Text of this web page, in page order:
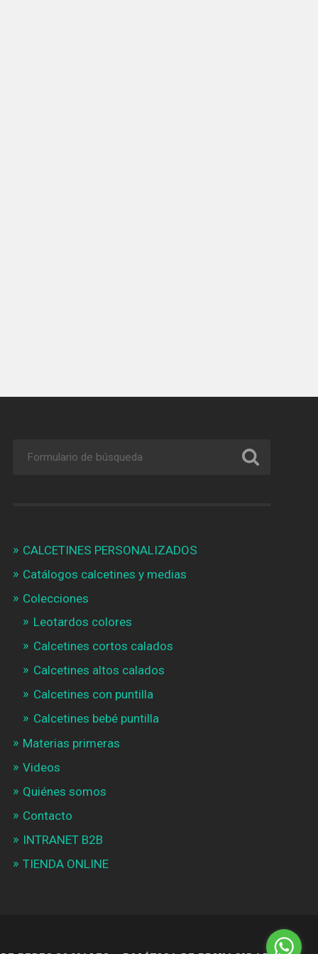
CALCETINES PERSONALIZADOS
Catálogos calcetines y medias
Colecciones
Leotardos colores
Calcetines cortos calados
Calcetines altos calados
Calcetines con puntilla
Calcetines bebé puntilla
Materias primeras
Videos
Quiénes somos
Contacto
INTRANET B2B
TIENDA ONLINE